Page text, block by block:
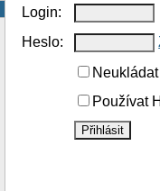
Login:
Heslo:
Používat